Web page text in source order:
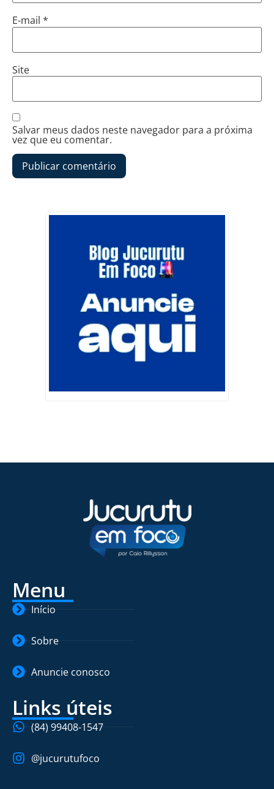
E-mail *
Site
Salvar meus dados neste navegador para a próxima
vez que eu comentar.
Menu
Início
Sobre
Anuncie conosco
Links úteis
(84) 99408-1547
@jucurutufoco